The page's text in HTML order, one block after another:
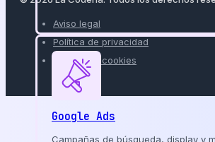
Google Ads
Campañas de búsqueda, display y
Aviso legal
Política de privacidad
Política de cookies